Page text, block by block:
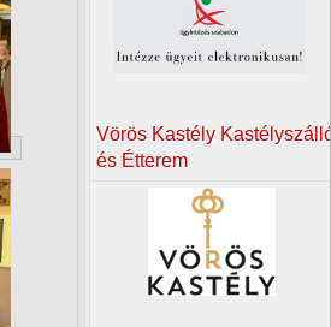
Vörös Kastély Kastélyszálló
és Étterem